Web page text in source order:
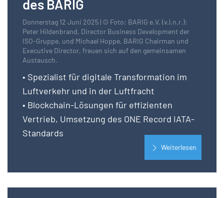
des BARIG
Donnerstag 12 Juni 2025 | © Foto: BARIG e.V. (v.l.n.r.):
Peter Hildenbrand, Director Business Development der
ISO-Gruppe, und Michael Hoppe, BARIG Chairman und
Executive Director, freuen sich auf den gemeinsamen
Austausch.
• Spezialist für digitale Transformation im
Luftverkehr und in der Luftfracht
• Blockchain-Lösungen für effizienten
Vertrieb, Umsetzung des ONE Record IATA-
Standards
Weiterlesen